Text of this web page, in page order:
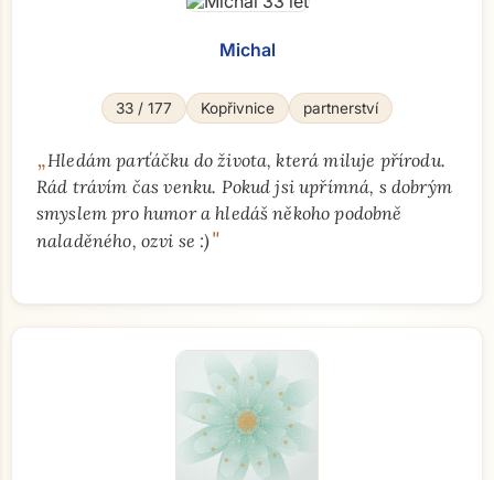
Michal
33 / 177 Kopřivnice partnerství
„Hledám parťáčku do života, která miluje přírodu.
Rád trávím čas venku. Pokud jsi upřímná, s dobrým
smyslem pro humor a hledáš někoho podobně
naladěného, ozvi se :)"